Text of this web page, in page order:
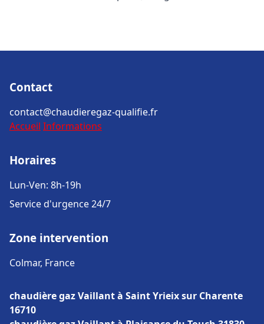
Contact
contact@chaudieregaz-qualifie.fr
Accueil Informations
Horaires
Lun-Ven: 8h-19h
Service d'urgence 24/7
Zone intervention
Colmar, France
chaudière gaz Vaillant à Saint Yrieix sur Charente
16710